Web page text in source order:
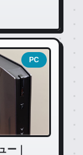
PC
ー｜